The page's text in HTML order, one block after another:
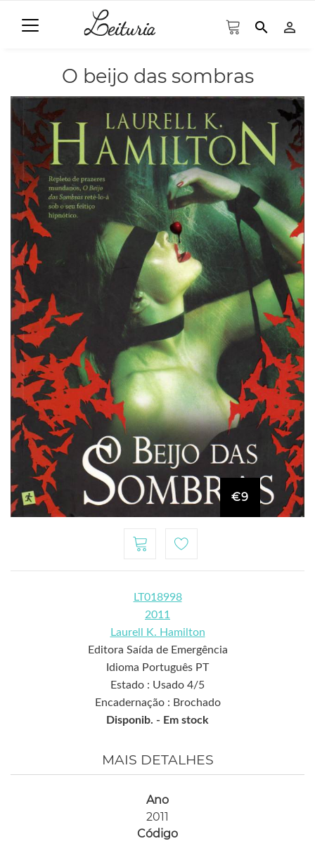
search person_outline
O beijo das sombras
€9
LT018998
2011
Laurell K. Hamilton
Editora Saída de Emergência
Idioma Português PT
Estado : Usado 4/5
Encadernação : Brochado
Disponib. - Em stock
MAIS DETALHES
Ano
2011
Código